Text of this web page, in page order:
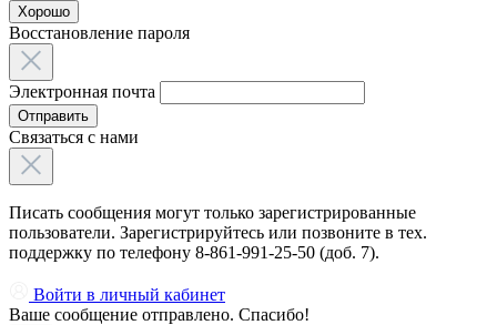
Хорошо
Восстановление пароля
Электронная почта
Отправить
Связаться с нами
Писать сообщения могут только зарегистрированные
пользователи. Зарегистрируйтесь или позвоните в тех.
поддержку по телефону 8-861-991-25-50 (доб. 7).
Войти в личный кабинет
Ваше сообщение отправлено. Спасибо!